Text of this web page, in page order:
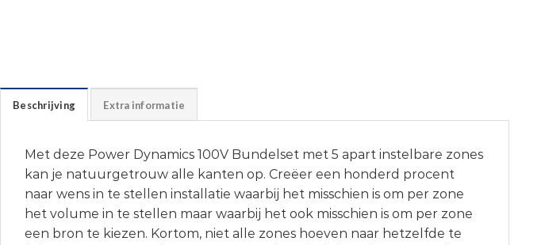
Beschrijving Extra informatie
Met deze Power Dynamics 100V Bundelset met 5 apart instelbare zones
kan je natuurgetrouw alle kanten op. Creëer een honderd procent
naar wens in te stellen installatie waarbij het misschien is om per zone
het volume in te stellen maar waarbij het ook misschien is om per zone
een bron te kiezen. Kortom, niet alle zones hoeven naar hetzelfde te